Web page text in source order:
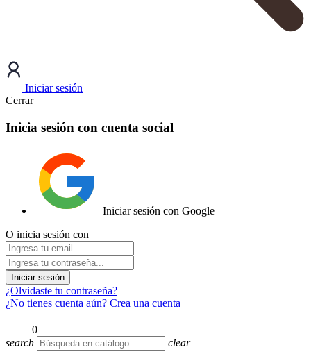
Iniciar sesión
Cerrar
Inicia sesión con cuenta social
Iniciar sesión con Google
O inicia sesión con
Iniciar sesión
¿Olvidaste tu contraseña?
¿No tienes cuenta aún? Crea una cuenta
0
search
clear